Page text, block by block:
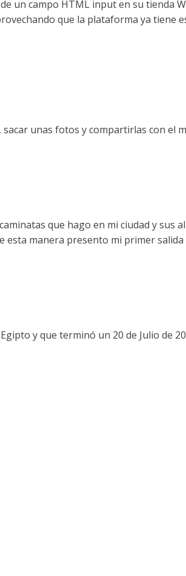
un campo HTML input en su tienda
que la plataforma ya tiene
unas fotos y compartirlas con el
que hago en mi ciudad y sus
esta manera presento mi primer
y que terminó un 20 de Julio de